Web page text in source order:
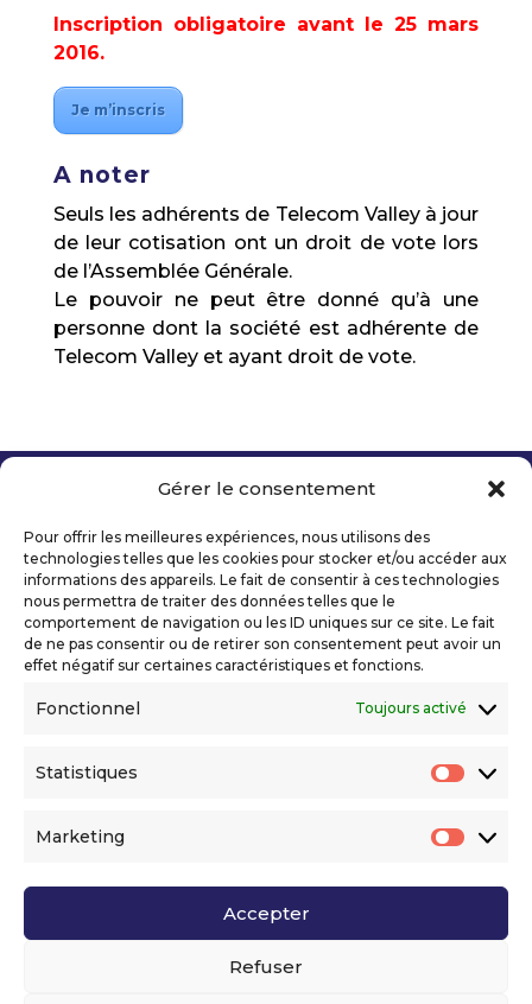
Gérer le consentement
Pour offrir les meilleures expériences, nous utilisons des
technologies telles que les cookies pour stocker et/ou accéder aux
informations des appareils. Le fait de consentir à ces technologies
nous permettra de traiter des données telles que le
comportement de navigation ou les ID uniques sur ce site. Le fait
de ne pas consentir ou de retirer son consentement peut avoir un
effet négatif sur certaines caractéristiques et fonctions.
Fonctionnel Toujours activé
Statistiques
Marketing
Accepter
Refuser
Inscription obligatoire avant le 25 mars
2016.
Je m’inscris
A noter
Seuls les adhérents de Telecom Valley à jour
de leur cotisation ont un droit de vote lors
de l’Assemblée Générale.
Le pouvoir ne peut être donné qu’à une
personne dont la société est adhérente de
Telecom Valley et ayant droit de vote.
Mentions légales
Politique de confidentialité
Déclaration d’accessibilité numérique
Ils nous soutiennent
Voir l’ensemble de nos partenaires